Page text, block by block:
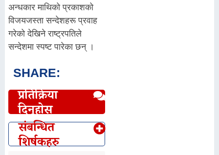
अन्धकार माथिको प्रकाशको
विजयजस्ता सन्देशहरू प्रवाह
गरेको देखिने राष्ट्रपतिले
सन्देशमा स्पष्ट पारेका छन् ।
SHARE:
प्रतिक्रिया
दिनुहोस्
संबन्धित
शिर्षकहरु